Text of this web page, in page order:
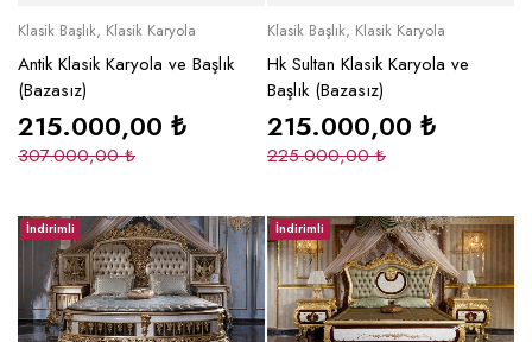
Klasik Başlık, Klasik Karyola
Antik Klasik Karyola ve Başlık
(Bazasız)
307.000,00₺
215.000,00 ₺
Klasik Başlık, Klasik Karyola
Hk Sultan Klasik Karyola ve
Başlık (Bazasız)
225.000,00₺
215.000,00 ₺
İndirimli İndirimli